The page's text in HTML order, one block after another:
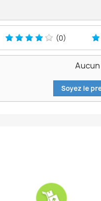
(0)
Soyez le